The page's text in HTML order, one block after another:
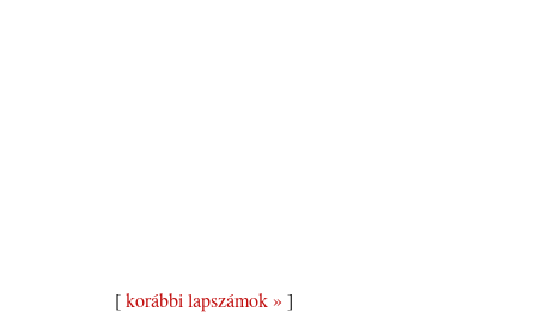
[korábbi lapszámok » ]